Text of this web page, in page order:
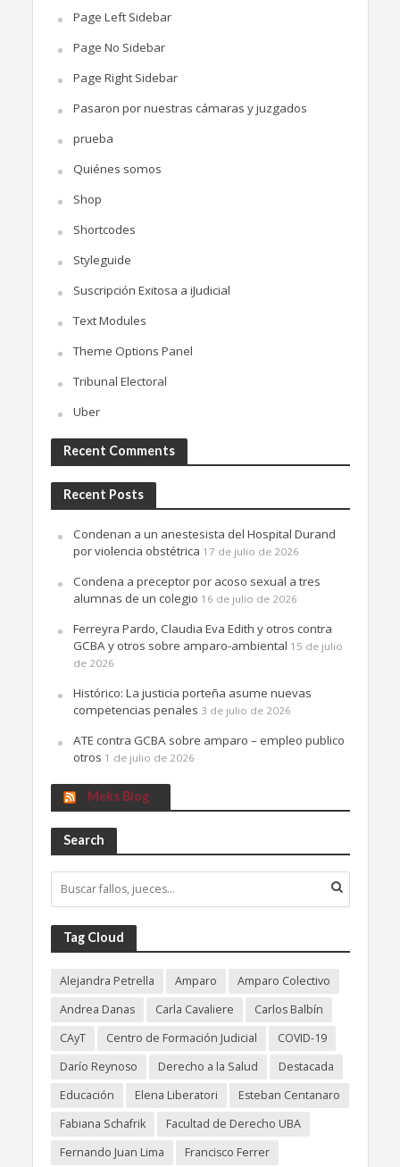
Page Left Sidebar
Page No Sidebar
Page Right Sidebar
Pasaron por nuestras cámaras y juzgados
prueba
Quiénes somos
Shop
Shortcodes
Styleguide
Suscripción Exitosa a iJudicial
Text Modules
Theme Options Panel
Tribunal Electoral
Uber
Recent Comments
Recent Posts
Condenan a un anestesista del Hospital Durand
por violencia obstétrica 17 de julio de 2026
Condena a preceptor por acoso sexual a tres
alumnas de un colegio 16 de julio de 2026
Ferreyra Pardo, Claudia Eva Edith y otros contra
GCBA y otros sobre amparo-ambiental 15 de julio
de 2026
Histórico: La justicia porteña asume nuevas
competencias penales 3 de julio de 2026
ATE contra GCBA sobre amparo – empleo publico
otros 1 de julio de 2026
Meks Blog
Search
Tag Cloud
Alejandra Petrella Amparo
Amparo Colectivo
Andrea Danas
Carla Cavaliere
Carlos Balbín
CAyT
Centro de Formación Judicial
COVID-19
Darío Reynoso
Derecho a la Salud
Destacada
Educación
Elena Liberatori
Esteban Centanaro
Fabiana Schafrik
Facultad de Derecho UBA
Fernando Juan Lima
Francisco Ferrer